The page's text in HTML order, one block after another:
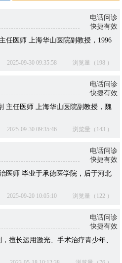
电话问诊
快捷有效
任医师 上海华山医院副教授，1996
2025-09-30 09:35:58 浏览量（198 ）
电话问诊
快捷有效
主任医师 上海华山医院副教授，魏
2025-09-30 09:35:46 浏览量（143 ）
电话问诊
快捷有效
医师 毕业于承德医学院，后于河北
2025-09-20 10:05:10 浏览量（122 ）
电话问诊
快捷有效
擅长运用激光、手术治疗青少年、